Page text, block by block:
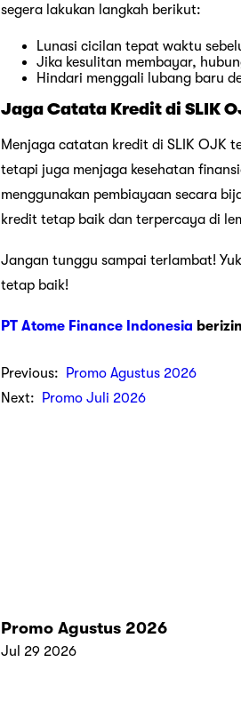
segera lakukan langkah berikut:
Lunasi cicilan tepat waktu
Jika kesulitan membayar,
Hindari menggali lubang baru
JagaCatata Kredit di SLIK
Menjaga catatan kredit di SLIK OJK
tetapi juga menjaga kesehatan
menggunakan pembiayaan secara
kredit tetap baik dan terpercaya di
Jangan tunggu sampai terlambat!
tetap baik!
PT Atome Finance Indonesia
Previous:
Promo Agustus 2026
Next:
Promo Juli 2026
Promo Agustus 2026
Jul 29 2026